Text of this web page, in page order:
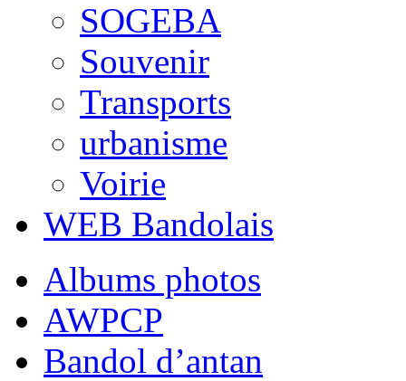
SOGEBA
Souvenir
Transports
urbanisme
Voirie
WEB Bandolais
Albums photos
AWPCP
Bandol d’antan